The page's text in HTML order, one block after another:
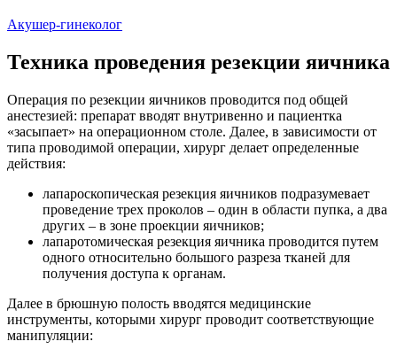
Акушер-гинеколог
Техника проведения резекции яичника
Операция по резекции яичников проводится под общей
анестезией: препарат вводят внутривенно и пациентка
«засыпает» на операционном столе. Далее, в зависимости от
типа проводимой операции, хирург делает определенные
действия:
лапароскопическая резекция яичников подразумевает
проведение трех проколов – один в области пупка, а два
других – в зоне проекции яичников;
лапаротомическая резекция яичника проводится путем
одного относительно большого разреза тканей для
получения доступа к органам.
Далее в брюшную полость вводятся медицинские
инструменты, которыми хирург проводит соответствующие
манипуляции: